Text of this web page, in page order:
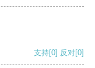
支持[0] 反对[0]